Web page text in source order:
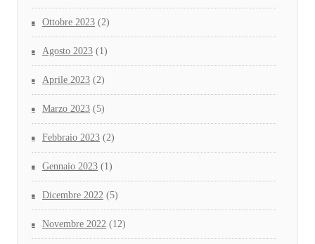
Ottobre 2023 (2)
Agosto 2023 (1)
Aprile 2023 (2)
Marzo 2023 (5)
Febbraio 2023 (2)
Gennaio 2023 (1)
Dicembre 2022 (5)
Novembre 2022 (12)